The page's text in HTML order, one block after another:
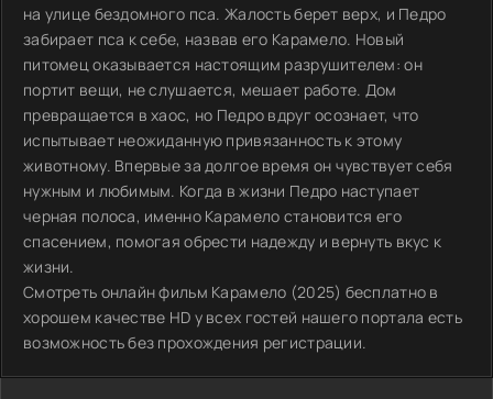
на улице бездомного пса. Жалость берет верх, и Педро
забирает пса к себе, назвав его Карамело. Новый
питомец оказывается настоящим разрушителем: он
портит вещи, не слушается, мешает работе. Дом
превращается в хаос, но Педро вдруг осознает, что
испытывает неожиданную привязанность к этому
животному. Впервые за долгое время он чувствует себя
нужным и любимым. Когда в жизни Педро наступает
черная полоса, именно Карамело становится его
спасением, помогая обрести надежду и вернуть вкус к
жизни.
Смотреть онлайн фильм Карамело (2025) бесплатно в
хорошем качестве HD у всех гостей нашего портала есть
возможность без прохождения регистрации.